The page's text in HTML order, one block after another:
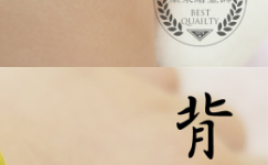
供之「AFTEE先享後付」服務完成之交
人資料，並將交易相關給付款項請求債
以下網址：
代理人或監護人之同意方可使用
辦者引起之損失，本公司不負相關責